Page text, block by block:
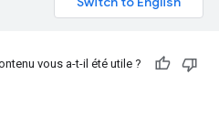
vous a-t-il été utile ?